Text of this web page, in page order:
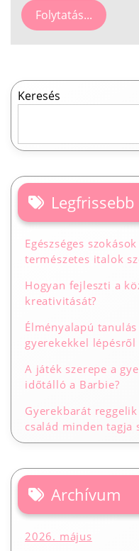
Folytatás...
Keresés
Legfrissebb
Egészséges
természetes italok
Hogyan fejleszti a
kreativitását?
Élményalapú
gyerekekkel lépésről
A játék szerepe a
időtálló a Barbie?
Gyerekbarát
család minden tagja
Archívum
2026. május